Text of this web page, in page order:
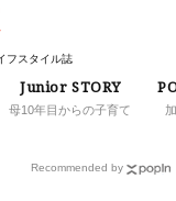
フスタイル誌
Junior STORY
母10年目からの子育て
Recommended by